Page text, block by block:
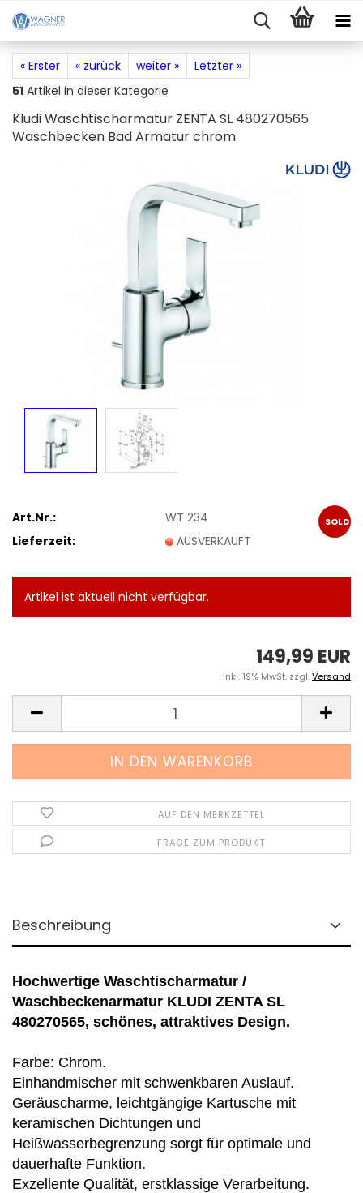
« Erster « zurück weiter »
Letzter »
51 Artikel in dieser Kategorie
Kludi Waschtischarmatur ZENTA SL 480270565
Waschbecken Bad Armatur chrom
SOLD
Art.Nr.:
WT 234
Lieferzeit:
AUSVERKAUFT
Artikel ist aktuell nicht verfügbar.
149,99 EUR
inkl. 19% MwSt. zzgl.Versand
AUF DEN MERKZETTEL
FRAGE ZUM PRODUKT
Beschreibung
Hochwertige Waschtischarmatur /
Waschbeckenarmatur KLUDI ZENTA SL
480270565, schönes, attraktives Design.
Farbe: Chrom.
Einhandmischer mit schwenkbaren Auslauf.
Geräuscharme, leichtgängige Kartusche mit
keramischen Dichtungen und
Heißwasserbegrenzung sorgt für optimale und
dauerhafte Funktion.
Exzellente Qualität, erstklassige Verarbeitung.